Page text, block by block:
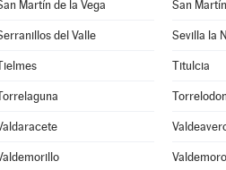
Martín de la Vega San
del Valle Sevilla la
Titulcia
Valdemoro